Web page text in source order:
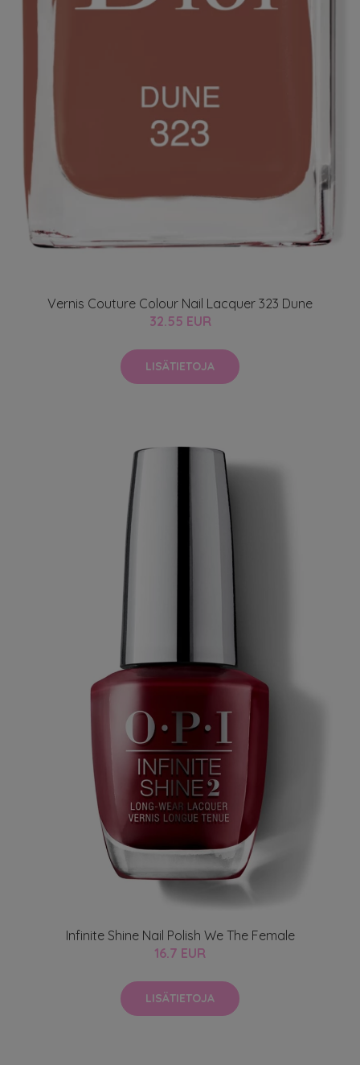
Vernis Couture Colour Nail Lacquer 323 Dune
32.55 EUR
LISÄTIETOJA
Infinite Shine Nail Polish We The Female
16.7 EUR
LISÄTIETOJA